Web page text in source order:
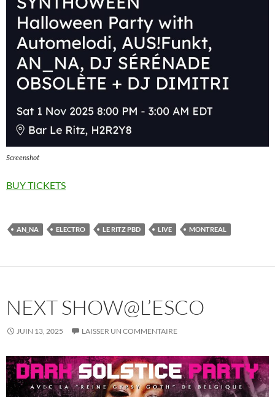
Screenshot
BUY TICKETS
AN_NA ELECTRO LE RITZ PBD LIVE MONTREAL
NEXT SHOW@L’ESCO
JUIN 13, 2025 LAISSER UN COMMENTAIRE